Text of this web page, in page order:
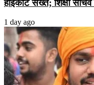
हाईकोर्ट सख्त; शिक्षा
1 day ago